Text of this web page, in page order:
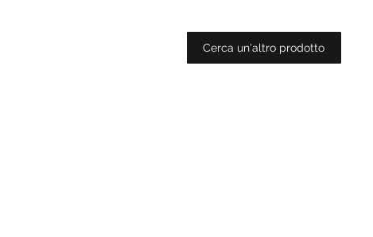
Cerca un'altro prodotto